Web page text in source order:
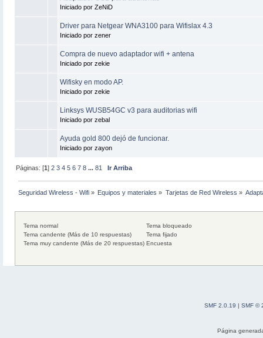
Iniciado por ZeNiD
Driver para Netgear WNA3100 para Wifislax 4.3
Iniciado por zener
Compra de nuevo adaptador wifi + antena
Iniciado por zekie
Wifisky en modo AP.
Iniciado por zekie
Linksys WUSB54GC v3 para auditorias wifi
Iniciado por zebal
Ayuda gold 800 dejó de funcionar.
Iniciado por zayon
Páginas: [1]2 3 4 5 6 7 8 ...81 Ir Arriba
Seguridad Wireless - Wifi » Equipos y materiales » Tarjetas de Red Wireless »
Tema normal
Tema candente (Más de 10 respuestas)
Tema muy candente (Más de 20 respuestas)
Tema bloqueado
Tema fijado
Encuesta
SMF 2.0.19 | SMF ©
Página